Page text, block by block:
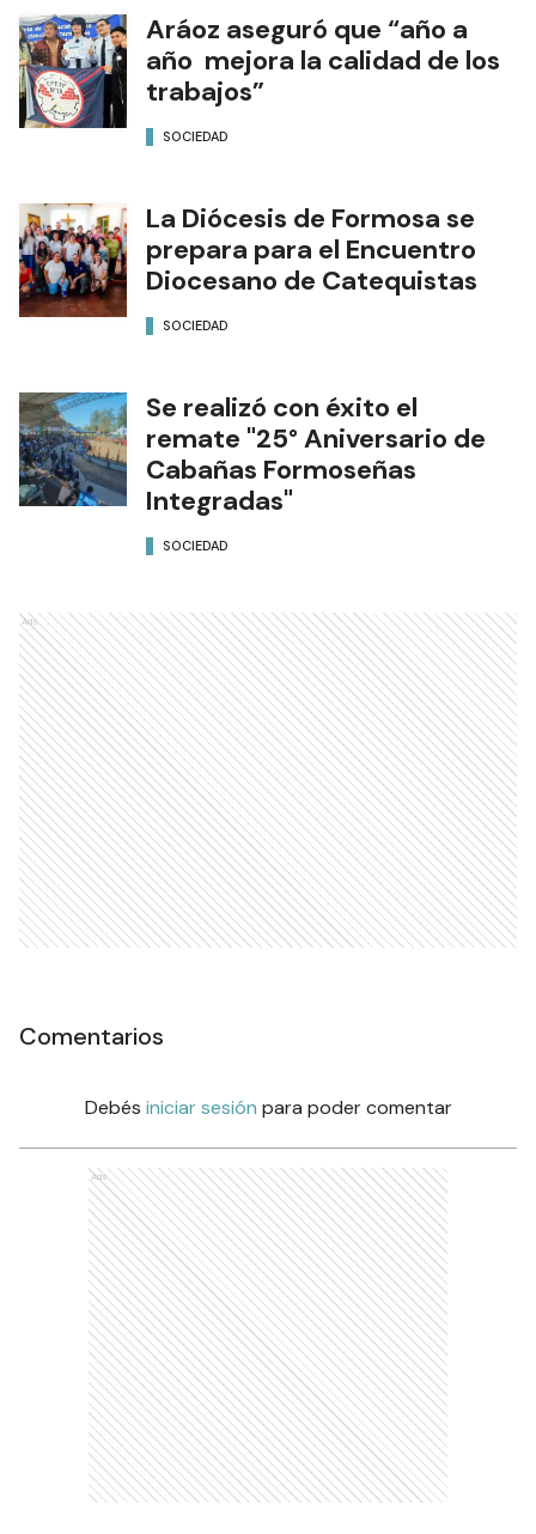
Aráoz aseguró que “año a
año mejora la calidad de los
trabajos”
SOCIEDAD
La Diócesis de Formosa se
prepara para el Encuentro
Diocesano de Catequistas
SOCIEDAD
Se realizó con éxito el
remate "25° Aniversario de
Cabañas Formoseñas
Integradas"
SOCIEDAD
Ads
Comentarios
Debés iniciar sesión para poder comentar
Ads